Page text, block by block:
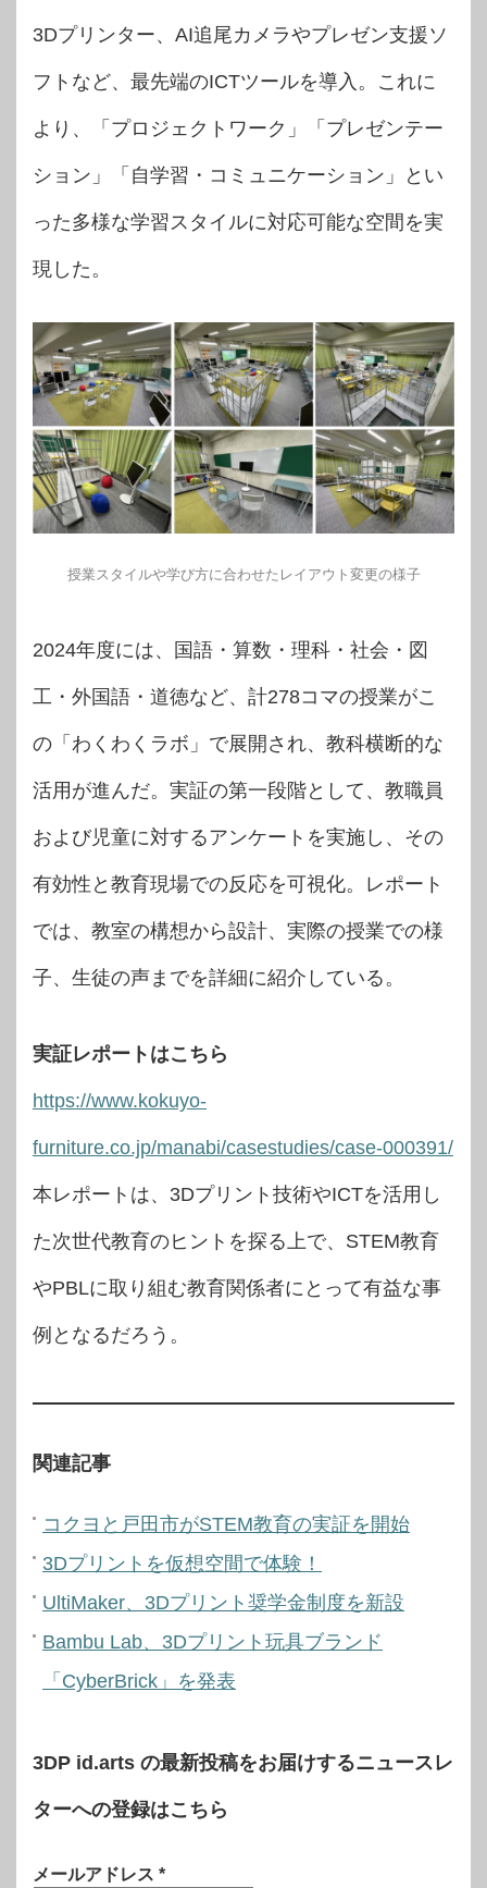
3Dプリンター、AI追尾カメラやプレゼン支援ソ
フトなど、最先端のICTツールを導入。これに
より、「プロジェクトワーク」「プレゼンテー
ション」「自学習・コミュニケーション」とい
った多様な学習スタイルに対応可能な空間を実
現した。
授業スタイルや学び方に合わせたレイアウト変更の様子
2024年度には、国語・算数・理科・社会・図
工・外国語・道徳など、計278コマの授業がこ
の「わくわくラボ」で展開され、教科横断的な
活用が進んだ。実証の第一段階として、教職員
および児童に対するアンケートを実施し、その
有効性と教育現場での反応を可視化。レポート
では、教室の構想から設計、実際の授業での様
子、生徒の声までを詳細に紹介している。
実証レポートはこちら
https://www.kokuyo-
furniture.co.jp/manabi/casestudies/case-000391/
本レポートは、3Dプリント技術やICTを活用し
た次世代教育のヒントを探る上で、STEM教育
やPBLに取り組む教育関係者にとって有益な事
例となるだろう。
関連記事
コクヨと戸田市がSTEM教育の実証を開始
3Dプリントを仮想空間で体験！
UltiMaker、3Dプリント奨学金制度を新設
Bambu Lab、3Dプリント玩具ブランド
「CyberBrick」を発表
3DP id.arts の最新投稿をお届けするニュースレ
ターへの登録はこちら
メールアドレス *